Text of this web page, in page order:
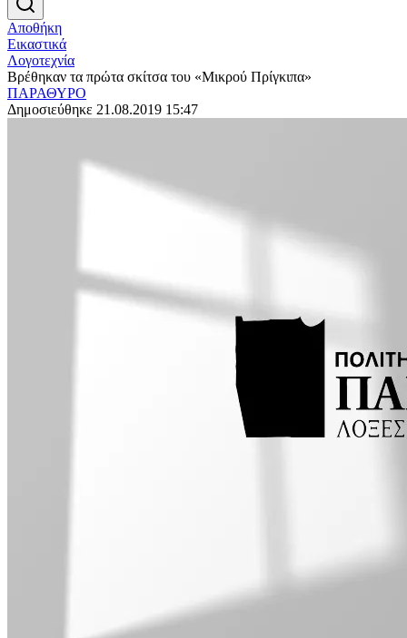
Αποθήκη
Εικαστικά
Λογοτεχνία
Βρέθηκαν τα πρώτα σκίτσα του «Μικρού Πρίγκιπα»
ΠΑΡΑΘΥΡΟ
Δημοσιεύθηκε 21.08.2019 15:47